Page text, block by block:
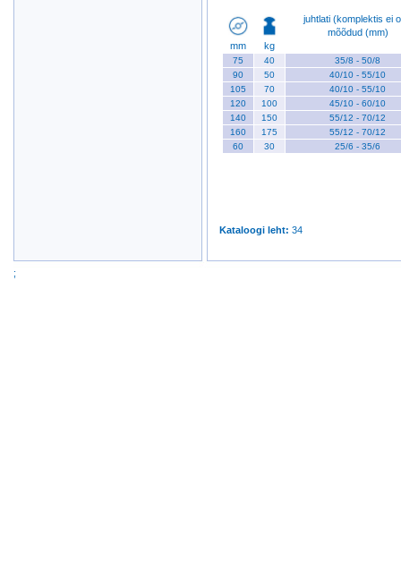
mm kg
juhtlati (komplektis ei
mõõdud (mm)
75 40
35/8 - 50/8
90
50
40/10 - 55/10
105
70
40/10 - 55/10
120
100
45/10 - 60/10
140
150
55/12 - 70/12
160
175
55/12 - 70/12
60
30 25/6 - 35/6
Kataloogi leht: 34
;